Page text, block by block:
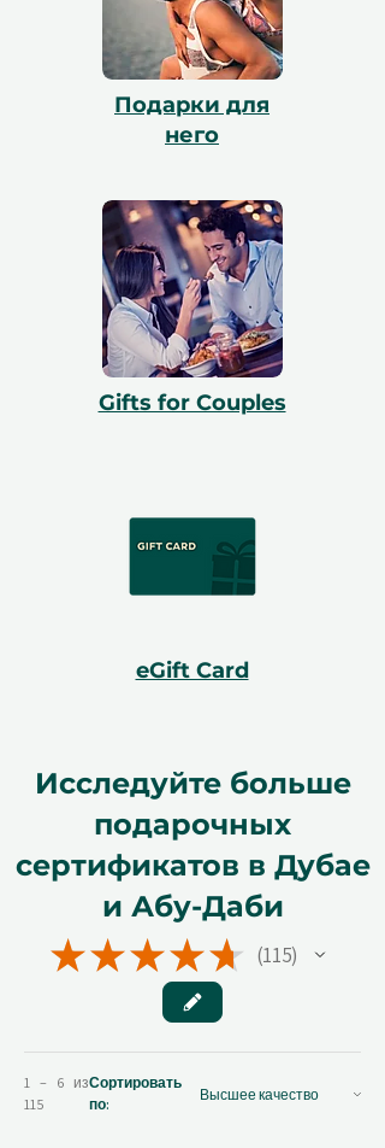
Подарки для
него
Gifts for Couples
eGift Card
Исследуйте больше
подарочных
сертификатов в Дубае
и Абу-Даби
★★★★★ 115
115
1 – 6 из
115
Сортировать
по: